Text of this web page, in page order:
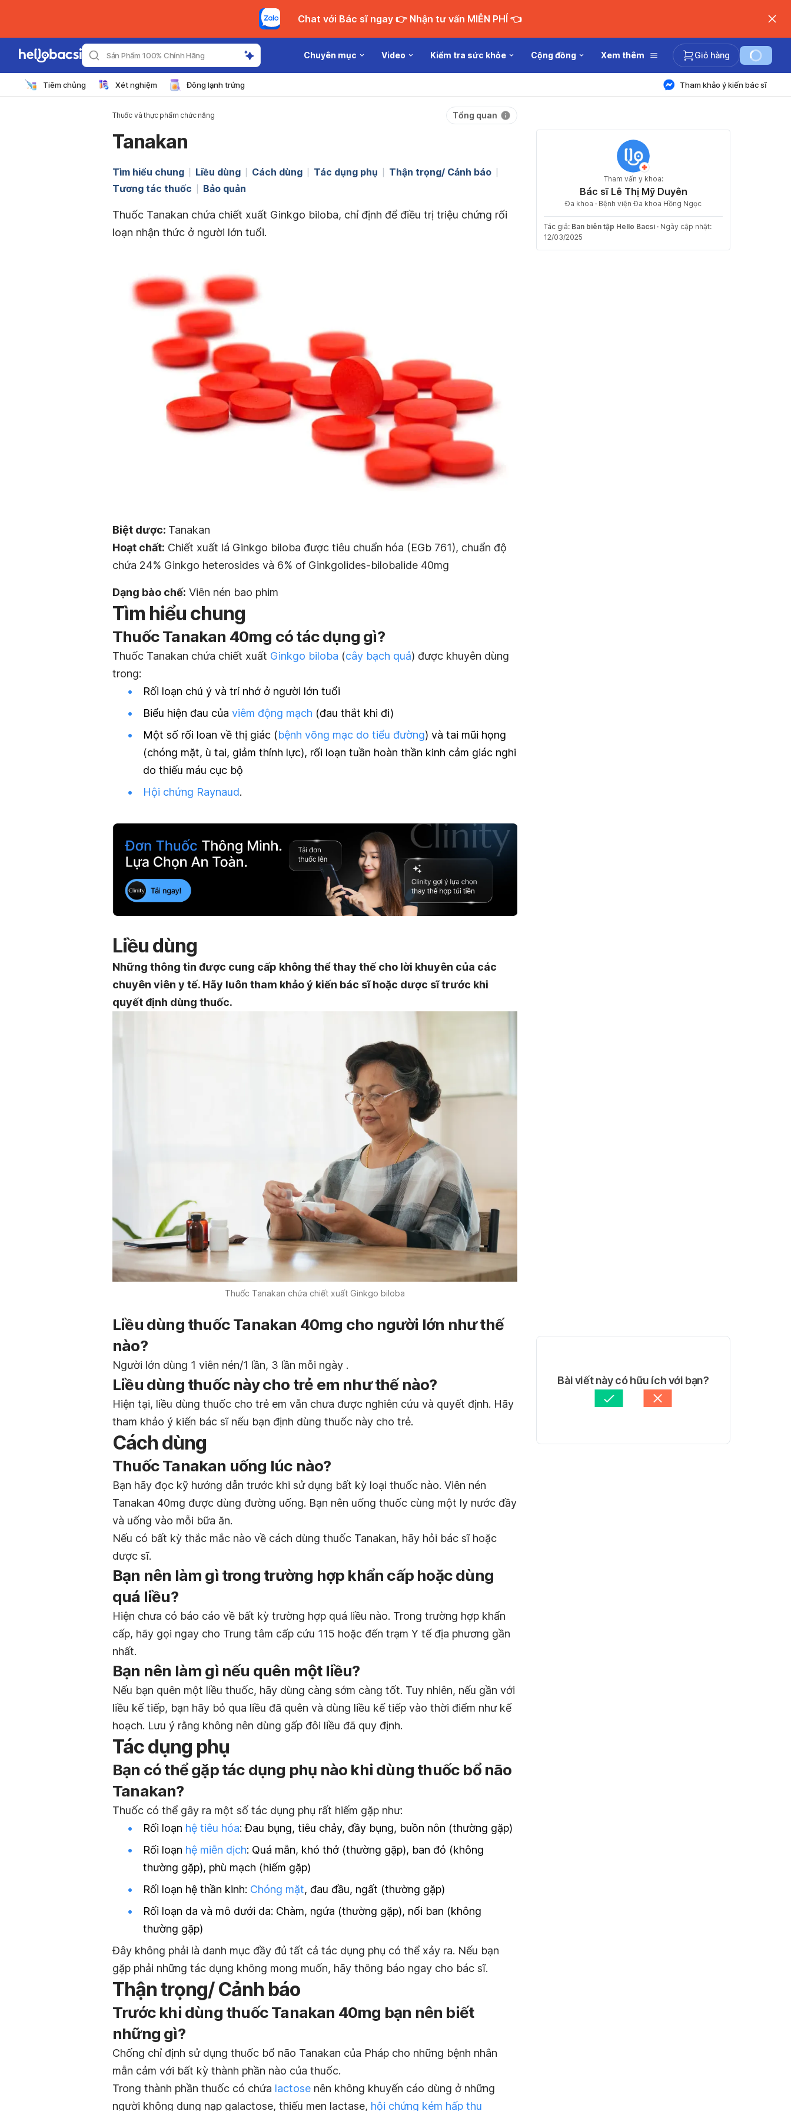
Chat với Bác sĩ ngay 👉 Nhận tư vấn MIỄN PHÍ 👈
Sản Phẩm 100% Chính Hãng Chuyên mục Video Kiểm tra sức khỏe Cộng đồng Xem thêm Giỏ hàng
Tiêm chủng Xét nghiệm Đông lạnh trứng Tham khảo ý kiến bác sĩ
Thuốc và thực phẩm chức năng Tổng quan
Tanakan
Tìm hiểu chung Liều dùng Cách dùng Tác dụng phụ
Thận trọng/ Cảnh báo
Tương tác thuốc
Bảo quản
Thuốc Tanakan chứa chiết xuất Ginkgo biloba, chỉ định để điều trị triệu chứng rối
loạn nhận thức ở người lớn tuổi.
Biệt dược: Tanakan
Hoạt chất: Chiết xuất lá Ginkgo biloba được tiêu chuẩn hóa (EGb 761), chuẩn độ
chứa 24% Ginkgo heterosides và 6% of Ginkgolides-bilobalide 40mg
Dạng bào chế: Viên nén bao phim
Tìm hiểu chung
Thuốc Tanakan 40mg có tác dụng gì?
Thuốc Tanakan chứa chiết xuất Ginkgo biloba (cây bạch quả) được khuyên dùng
trong:
Rối loạn chú ý và trí nhớ ở người lớn tuổi
Biểu hiện đau của viêm động mạch (đau thắt khi đi)
Một số rối loan về thị giác (bệnh võng mạc do tiểu đường) và tai mũi họng
(chóng mặt, ù tai, giảm thính lực), rối loạn tuần hoàn thần kinh cảm giác nghi
do thiếu máu cục bộ
Hội chứng Raynaud.
Liều dùng
Những thông tin được cung cấp không thể thay thế cho lời khuyên của các
chuyên viên y tế. Hãy luôn tham khảo ý kiến bác sĩ hoặc dược sĩ trước khi
quyết định dùng thuốc.
Thuốc Tanakan chứa chiết xuất Ginkgo biloba
Liều dùng thuốc Tanakan 40mg cho người lớn như thế
nào?
Người lớn dùng 1 viên nén/1 lần, 3 lần mỗi ngày .
Liều dùng thuốc này cho trẻ em như thế nào?
Hiện tại, liều dùng thuốc cho trẻ em vẫn chưa được nghiên cứu và quyết định. Hãy
tham khảo ý kiến bác sĩ nếu bạn định dùng thuốc này cho trẻ.
Cách dùng
Thuốc Tanakan uống lúc nào?
Bạn hãy đọc kỹ hướng dẫn trước khi sử dụng bất kỳ loại thuốc nào. Viên nén
Tanakan 40mg được dùng đường uống. Bạn nên uống thuốc cùng một ly nước đầy
và uống vào mỗi bữa ăn.
Nếu có bất kỳ thắc mắc nào về cách dùng thuốc Tanakan, hãy hỏi bác sĩ hoặc
dược sĩ.
Bạn nên làm gì trong trường hợp khẩn cấp hoặc dùng
quá liều?
Hiện chưa có báo cáo về bất kỳ trường hợp quá liều nào. Trong trường hợp khẩn
cấp, hãy gọi ngay cho Trung tâm cấp cứu 115 hoặc đến trạm Y tế địa phương gần
nhất.
Bạn nên làm gì nếu quên một liều?
Nếu bạn quên một liều thuốc, hãy dùng càng sớm càng tốt. Tuy nhiên, nếu gần với
liều kế tiếp, bạn hãy bỏ qua liều đã quên và dùng liều kế tiếp vào thời điểm như kế
hoạch. Lưu ý rằng không nên dùng gấp đôi liều đã quy định.
Tác dụng phụ
Bạn có thể gặp tác dụng phụ nào khi dùng thuốc bổ não
Tanakan?
Thuốc có thể gây ra một số tác dụng phụ rất hiếm gặp như:
Rối loạn hệ tiêu hóa: Đau bụng, tiêu chảy, đầy bụng, buồn nôn (thường gặp)
Rối loạn hệ miễn dịch: Quá mẫn, khó thở (thường gặp), ban đỏ (không
thường gặp), phù mạch (hiếm gặp)
Rối loạn hệ thần kinh: Chóng mặt, đau đầu, ngất (thường gặp)
Rối loạn da và mô dưới da: Chàm, ngứa (thường gặp), nổi ban (không
thường gặp)
Đây không phải là danh mục đầy đủ tất cả tác dụng phụ có thể xảy ra. Nếu bạn
gặp phải những tác dụng không mong muốn, hãy thông báo ngay cho bác sĩ.
Thận trọng/ Cảnh báo
Trước khi dùng thuốc Tanakan 40mg bạn nên biết
những gì?
Chống chỉ định sử dụng thuốc bổ não Tanakan của Pháp cho những bệnh nhân
mẫn cảm với bất kỳ thành phần nào của thuốc.
Trong thành phần thuốc có chứa lactose nên không khuyến cáo dùng ở những
người không dung nạp galactose, thiếu men lactase, hội chứng kém hấp thu
Tham vấn y khoa:
Bác sĩ Lê Thị Mỹ Duyên
Đa khoa · Bệnh viện Đa khoa Hồng Ngọc
Tác giả: Ban biên tập Hello Bacsi · Ngày cập nhật:
12/03/2025
Bài viết này có hữu ích với bạn?